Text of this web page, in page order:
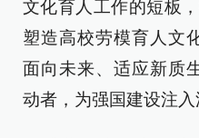
文化育人工作的短板
塑造高校劳模育人文
面向未来、适应新质
动者，为强国建设注入